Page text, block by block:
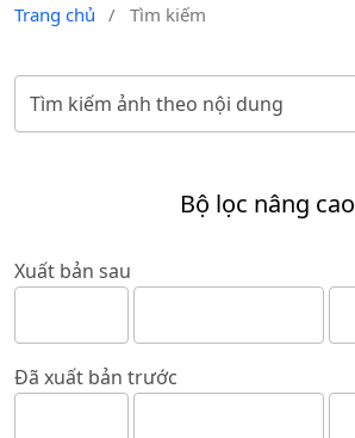
Trang chủ / Tìm kiếm
Bộ lọc nâng cao
Xuất bản sau
Đã xuất bản trước